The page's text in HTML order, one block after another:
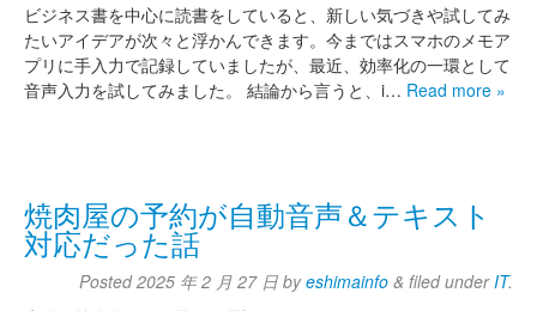
ビジネス書を中心に読書をしていると、新しい気づきや試してみ
たいアイデアが次々と浮かんできます。今まではスマホのメモア
プリに手入力で記録していましたが、最近、効率化の一環として
音声入力を試してみました。 結論から言うと、i… Read more »
焼肉屋の予約が自動音声＆テキスト
対応だった話
Posted2025 年 2 月 27 日 byeshimainfo & filed under IT.